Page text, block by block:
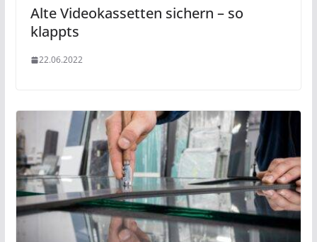
Alte Videokassetten sichern – so
klappts
22.06.2022